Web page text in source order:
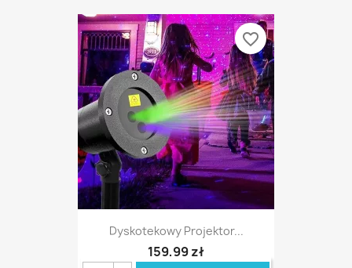
Dyskotekowy Projektor...
159,99 zł
favorite_border